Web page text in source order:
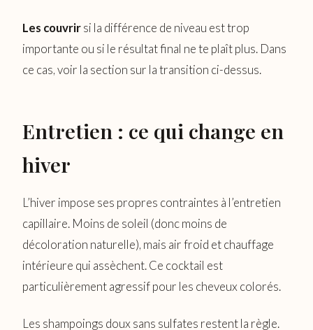
Les couvrirsi la différence de niveau est trop
importante ou si le résultat final ne te plaît plus. Dans
ce cas, voir la section sur la transition ci-dessus.
Entretien : ce qui change en
hiver
L’hiver impose ses propres contraintes à l’entretien
capillaire. Moins de soleil (donc moins de
décoloration naturelle), mais air froid et chauffage
intérieure qui assèchent. Ce cocktail est
particulièrement agressif pour les cheveux colorés.
Les shampoings doux sans sulfates restent la règle.